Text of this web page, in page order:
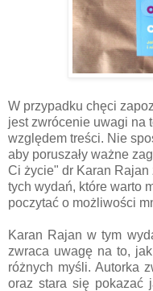
W przypadku chęci
jest zwrócenie uwagi na
względem treści. Nie
aby poruszały ważne
Ci życie" dr Karan Rajan
tych wydań, które warto
poczytać o możliwości
Karan Rajan w tym
zwraca uwagę na to,
różnych myśli. Autorka
oraz stara się pokazać